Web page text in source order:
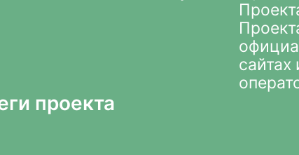
сайтах
проекта